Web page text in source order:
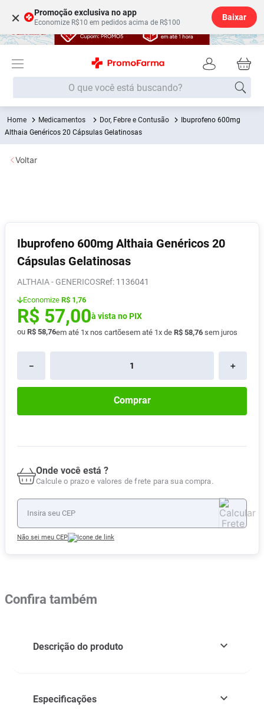
× Promoção exclusiva no app
Economize R$10 em pedidos acima de R$100
Baixar
O que você está buscando?
Medicamentos Dor, Febre e Contusão
Ibuprofeno 600mg
Althaia Genéricos 20 Cápsulas Gelatinosas
Ibuprofeno 600mg Althaia Genéricos 20
Cápsulas Gelatinosas
ALTHAIA - GENERICOS : 1136041
Economize R$ 1,76
R$ 57,00à vista no PIX
ou R$ 58,76em até 1x nos cartõesem até 1x de R$ 58,76 sem juros
＋
－
Comprar
Onde você está ?
Calcule o prazo e valores de frete para sua compra.
Não sei meu CEP
Voltar
Confira também
Descrição do produto
Especificações
Termos mais buscados
1º Fralda
2
5º Fralda G
6º Desodorante
7º Shampoo
8º Absorvente
9º Pampers Confort Sec
10 º Lavitan